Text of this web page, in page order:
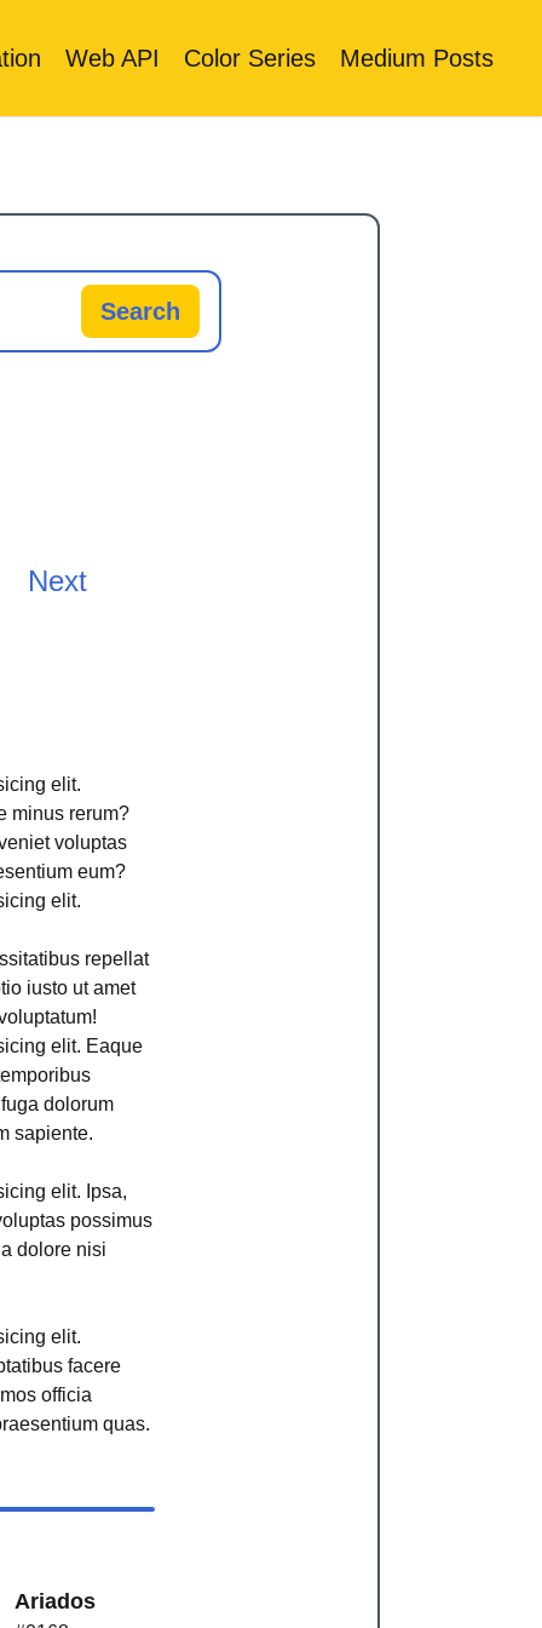
Web API Color Series Medium Posts
Search
Next
elit.
minus rerum?
voluptas
eum?
elit.
repellat
iusto ut amet
elit. Eaque
dolorum
sapiente.
elit. Ipsa,
possimus
dolore nisi
elit.
facere
officia
quas.
Ariados